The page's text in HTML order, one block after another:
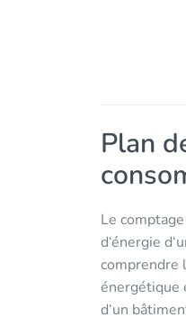
Plan
Le
d‘énergie
comprendre
énergétique
d‘un